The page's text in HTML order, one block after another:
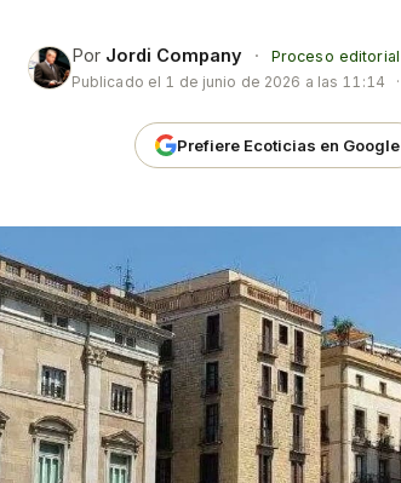
Por Jordi Company ·
Proceso editorial
Publicado el 1 de junio de 2026 a las 11:14 ·
Prefiere Ecoticias en Google